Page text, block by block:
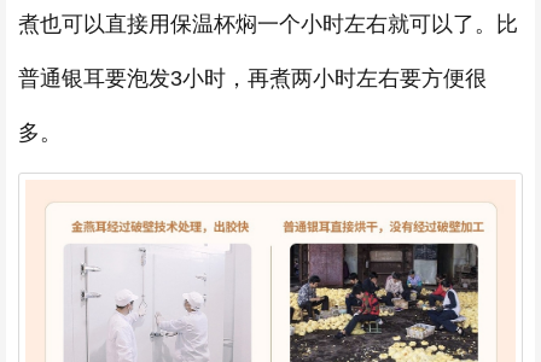
煮也可以直接用保温杯焖一个小时左右就可以了。比
普通银耳要泡发3小时，再煮两小时左右要方便很
多。